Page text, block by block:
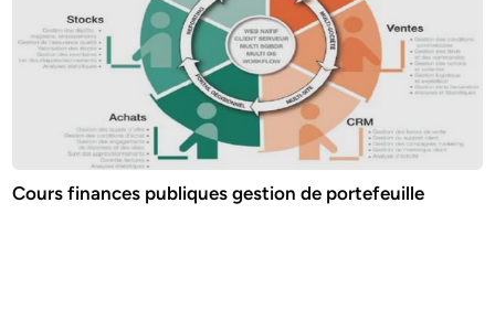
Cours finances publiques gestion de portefeuille